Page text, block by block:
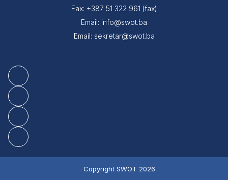
Fax: +387 51 322 961 (fax)
Email: info@swot.ba
Email: sekretar@swot.ba
Copyright SWOT 2026